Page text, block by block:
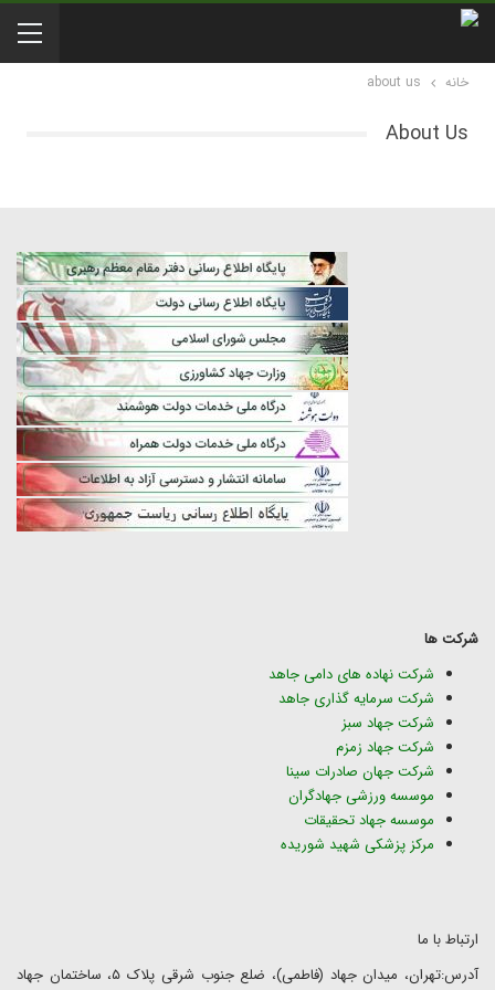
خانه about us
About Us
شرکت ها
شرکت نهاده های دامی جاهد
شرکت سرمایه گذاری جاهد
شرکت جهاد سبز
شرکت جهاد زمزم
شرکت جهان صادرات سینا
موسسه ورزشی جهادگران
موسسه جهاد تحقیقات
مرکز پزشکی شهید شوریده
ارتباط با ما
آدرس:تهران، میدان جهاد (فاطمی)، ضلع جنوب شرقی پلاک ۵، ساختمان جهاد